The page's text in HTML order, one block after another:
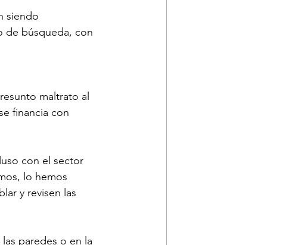
siendo
de búsqueda, con
maltrato al
financia con
con el sector
lo hemos
y revisen las
paredes o en la